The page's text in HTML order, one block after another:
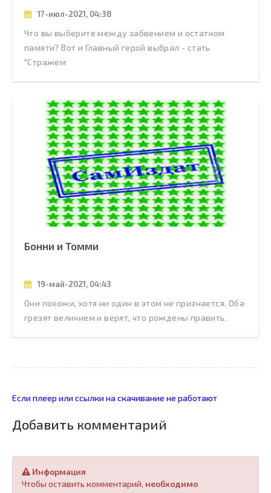
17-июл-2021, 04:38
Что вы выберите между забвением и остатком
памяти? Вот и Главный герой выбрал - стать
"Стражем
Бонни и Томми
19-май-2021, 04:43
Они похожи, хотя ни один в этом не признается. Оба
грезят величием и верят, что рождены править.
Если плеер или ссылки на скачивание не работают
Добавить комментарий
Информация
Чтобы оставить комментарий, необходимо